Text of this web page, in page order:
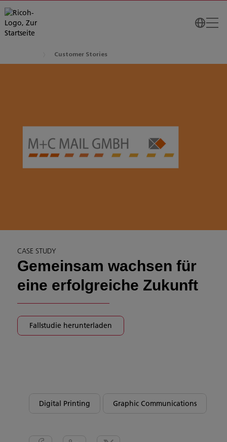
Customer Stories
CASE STUDY
Gemeinsam wachsen für
eine erfolgreiche Zukunft
Fallstudie herunterladen
Digital Printing Graphic Communications